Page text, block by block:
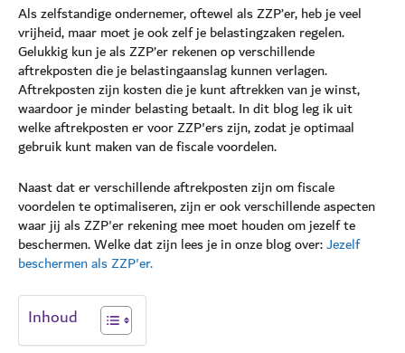
Als zelfstandige ondernemer, oftewel als ZZP’er, heb je veel
vrijheid, maar moet je ook zelf je belastingzaken regelen.
Gelukkig kun je als ZZP’er rekenen op verschillende
aftrekposten die je belastingaanslag kunnen verlagen.
Aftrekposten zijn kosten die je kunt aftrekken van je winst,
waardoor je minder belasting betaalt. In dit blog leg ik uit
welke aftrekposten er voor ZZP'ers zijn, zodat je optimaal
gebruik kunt maken van de fiscale voordelen.
Naast dat er verschillende aftrekposten zijn om fiscale
voordelen te optimaliseren, zijn er ook verschillende aspecten
waar jij als ZZP'er rekening mee moet houden om jezelf te
beschermen. Welke dat zijn lees je in onze blog over:Jezelf
beschermen als ZZP'er.
Inhoud